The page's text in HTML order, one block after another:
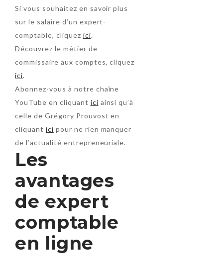
Si vous souhaitez en savoir plus
sur le salaire d’un expert-
comptable, cliquez ici.
Découvrez le métier de
commissaire aux comptes, cliquez
ici.
Abonnez-vous à notre chaîne
YouTube en cliquant ici ainsi qu’à
celle de Grégory Prouvost en
cliquant ici pour ne rien manquer
de l’actualité entrepreneuriale.
Les
avantages
de expert
comptable
en ligne